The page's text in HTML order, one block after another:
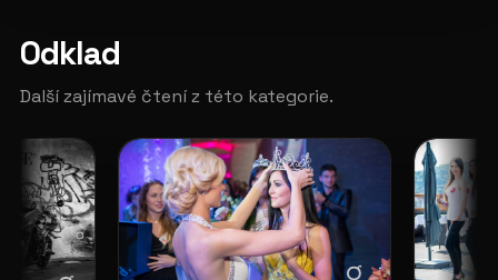
Odklad
Další zajímavé čtení z této kategorie.